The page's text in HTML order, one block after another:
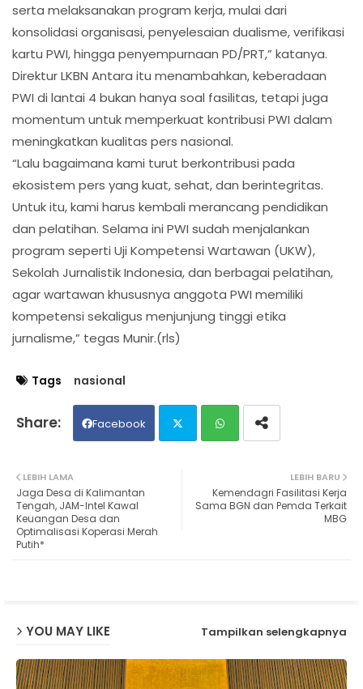
serta melaksanakan program kerja, mulai dari
konsolidasi organisasi, penyelesaian dualisme, verifikasi
kartu PWI, hingga penyempurnaan PD/PRT,” katanya.
Direktur LKBN Antara itu menambahkan, keberadaan
PWI di lantai 4 bukan hanya soal fasilitas, tetapi juga
momentum untuk memperkuat kontribusi PWI dalam
meningkatkan kualitas pers nasional.
“Lalu bagaimana kami turut berkontribusi pada
ekosistem pers yang kuat, sehat, dan berintegritas.
Untuk itu, kami harus kembali merancang pendidikan
dan pelatihan. Selama ini PWI sudah menjalankan
program seperti Uji Kompetensi Wartawan (UKW),
Sekolah Jurnalistik Indonesia, dan berbagai pelatihan,
agar wartawan khususnya anggota PWI memiliki
kompetensi sekaligus menjunjung tinggi etika
jurnalisme,” tegas Munir.(rls)
Tags nasional
Facebook
ats
LEBIH BARU
Kemendagri Fasilitasi Kerja
Sama BGN dan Pemda Terkait
MBG
LEBIH LAMA
Jaga Desa di Kalimantan
Tengah, JAM-Intel Kawal
Keuangan Desa dan
Optimalisasi Koperasi Merah
Putih*
YOU MAY LIKE Tampilkan selengkapnya